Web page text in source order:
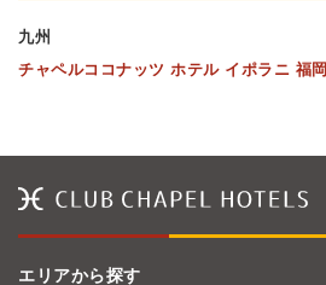
九州
チャペルココナッツ ホテル イポラニ 福岡
エリアから探す